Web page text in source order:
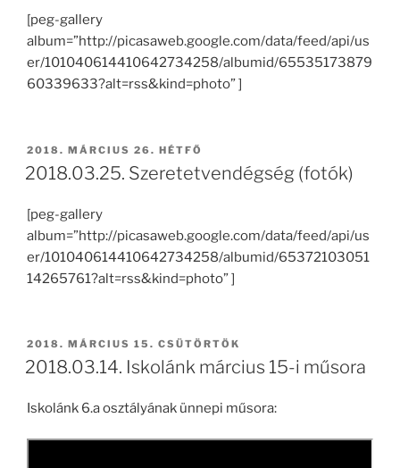
[peg-gallery
album=”http://picasaweb.google.com/data/feed/api/us
er/101040614410642734258/albumid/65535173879
60339633?alt=rss&kind=photo” ]
BEKÜLDVE:
2018. MÁRCIUS 26. HÉTFŐ
2018.03.25. Szeretetvendégség (fotók)
[peg-gallery
album=”http://picasaweb.google.com/data/feed/api/us
er/101040614410642734258/albumid/65372103051
14265761?alt=rss&kind=photo” ]
BEKÜLDVE:
2018. MÁRCIUS 15. CSÜTÖRTÖK
2018.03.14. Iskolánk március 15-i műsora
Iskolánk 6.a osztályának ünnepi műsora: